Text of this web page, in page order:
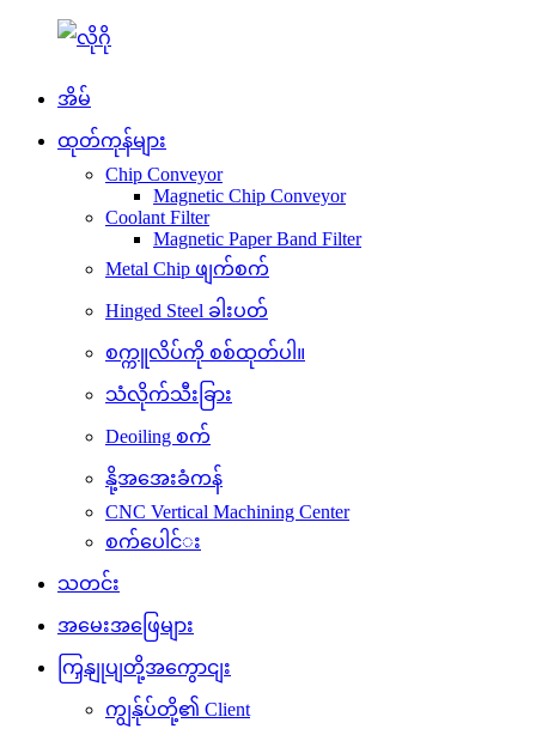
အိမ်
ထုတ်ကုန်များ
Chip Conveyor
Magnetic Chip Conveyor
Coolant Filter
Magnetic Paper Band Filter
Metal Chip ဖျက်စက်
Hinged Steel ခါးပတ်
စက္ကူလိပ်ကို စစ်ထုတ်ပါ။
သံလိုက်သီးခြား
Deoiling စက်
နို့အအေးခံကန်
CNC Vertical Machining Center
စက်​​ပေါင်​း
သတင်း
အမေးအဖြေများ
ကြှနျုပျတို့အကွောငျး
ကျွန်ုပ်တို့၏ Client